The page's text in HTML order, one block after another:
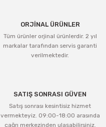
ORJİNAL ÜRÜNLER
Tüm ürünler orjinal ürünlerdir. 2 yıl
markalar tarafından servis garanti
verilmektedir.
SATIŞ SONRASI GÜVEN
Satış sonrası kesintisiz hizmet
vermekteyiz. 09:00-18:00 arasında
çağrı merkezinden ulaşabilirsiniz.